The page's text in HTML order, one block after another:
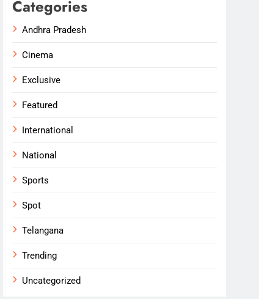
Categories
Andhra Pradesh
Cinema
Exclusive
Featured
International
National
Sports
Spot
Telangana
Trending
Uncategorized